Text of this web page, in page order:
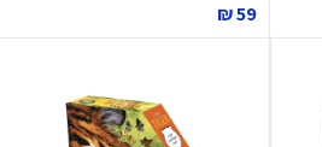
59 ₪